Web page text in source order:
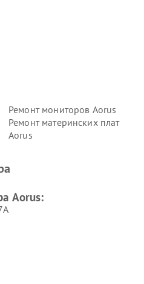
Ремонт мониторов Aorus
Ремонт материнских плат
Aorus
Aorus: